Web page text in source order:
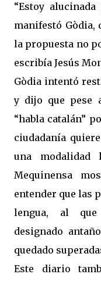
“Estoy
manifestó Gòdia,
la propuesta no
escribía Jesús
Gòdia intentó
y dijo que pese
“habla catalán”
ciudadanía
una modalidad
Mequinensa
entender que las
lengua, al que
designado
quedado
Este diario